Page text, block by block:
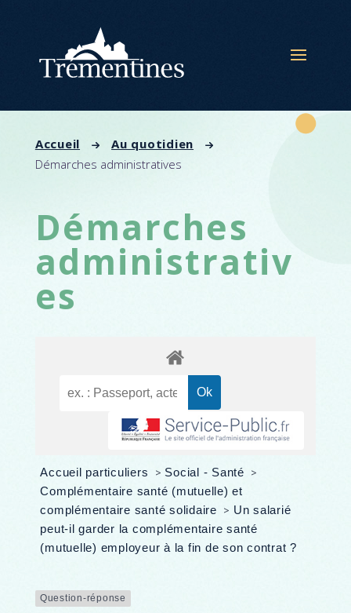
Accueil
Au quotidien
Démarches administratives
Démarches
administrativ
es
Accueil particuliers > Social - Santé >
Complémentaire santé (mutuelle) et
complémentaire santé solidaire > Un salarié
peut-il garder la complémentaire santé
(mutuelle) employeur à la fin de son contrat ?
Question-réponse